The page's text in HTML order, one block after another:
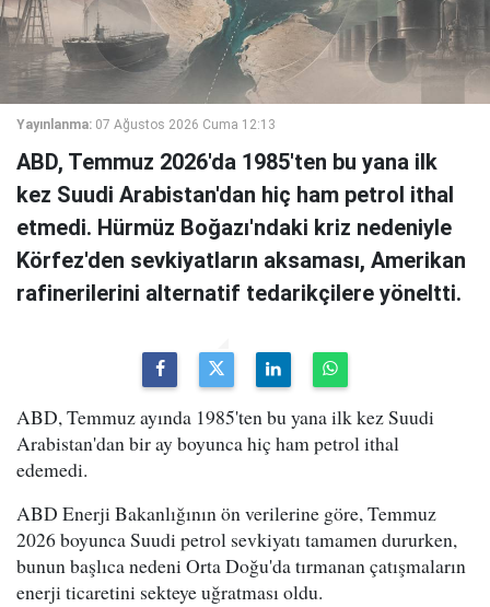
Yayınlanma: 07 Ağustos 2026 Cuma 12:13
ABD, Temmuz 2026'da 1985'ten bu yana ilk
kez Suudi Arabistan'dan hiç ham petrol ithal
etmedi. Hürmüz Boğazı'ndaki kriz nedeniyle
Körfez'den sevkiyatların aksaması, Amerikan
rafinerilerini alternatif tedarikçilere yöneltti.
ABD, Temmuz ayında 1985'ten bu yana ilk kez Suudi
Arabistan'dan bir ay boyunca hiç ham petrol ithal
edemedi.
ABD Enerji Bakanlığının ön verilerine göre, Temmuz
2026 boyunca Suudi petrol sevkiyatı tamamen dururken,
bunun başlıca nedeni Orta Doğu'da tırmanan çatışmaların
enerji ticaretini sekteye uğratması oldu.